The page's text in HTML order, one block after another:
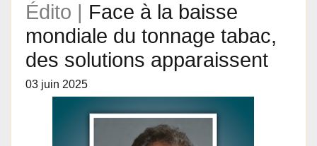
Édito | Face à la baisse
mondiale du tonnage tabac,
des solutions apparaissent
03 juin 2025